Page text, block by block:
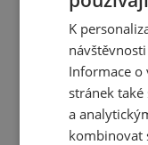
K
Informace o
stránek
a
kombinovat